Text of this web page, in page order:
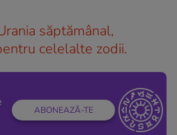
săptămânal,
celelalte zodii.
ABONEAZĂ-TE